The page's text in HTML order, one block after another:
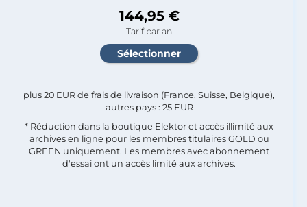
144,95 €
Tarif par an
plus 20 EUR de frais de livraison (France, Suisse, Belgique),
autres pays : 25 EUR
* Réduction dans la boutique Elektor et accès illimité aux
archives en ligne pour les membres titulaires GOLD ou
GREEN uniquement. Les membres avec abonnement
d'essai ont un accès limité aux archives.